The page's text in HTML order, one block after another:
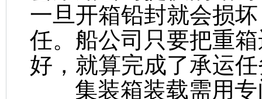
一旦开箱铅封就会损
任。船公司只要把重
好，就算完成了承运
集装箱装载需用专